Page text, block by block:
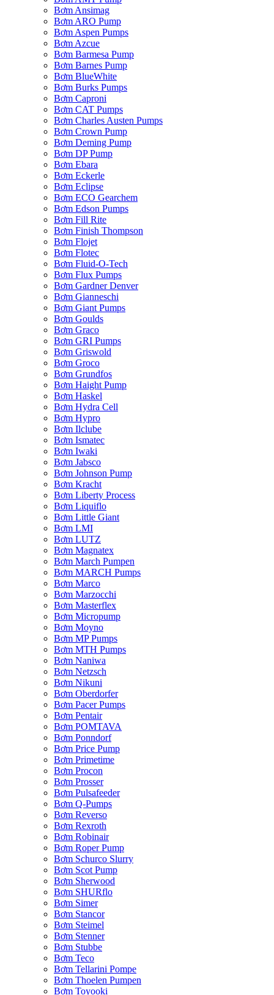
Bơm Ansimag
Bơm ARO Pump
Bơm Aspen Pumps
Bơm Azcue
Bơm Barmesa Pump
Bơm Barnes Pump
Bơm BlueWhite
Bơm Burks Pumps
Bơm Caproni
Bơm CAT Pumps
Bơm Charles Austen Pumps
Bơm Crown Pump
Bơm Deming Pump
Bơm DP Pump
Bơm Ebara
Bơm Eckerle
Bơm Eclipse
Bơm ECO Gearchem
Bơm Edson Pumps
Bơm Fill Rite
Bơm Finish Thompson
Bơm Flojet
Bơm Flotec
Bơm Fluid-O-Tech
Bơm Flux Pumps
Bơm Gardner Denver
Bơm Gianneschi
Bơm Giant Pumps
Bơm Goulds
Bơm Graco
Bơm GRI Pumps
Bơm Griswold
Bơm Groco
Bơm Grundfos
Bơm Haight Pump
Bơm Haskel
Bơm Hydra Cell
Bơm Hypro
Bơm Ilclube
Bơm Ismatec
Bơm Iwaki
Bơm Jabsco
Bơm Johnson Pump
Bơm Kracht
Bơm Liberty Process
Bơm Liquiflo
Bơm Little Giant
Bơm LMI
Bơm LUTZ
Bơm Magnatex
Bơm March Pumpen
Bơm MARCH Pumps
Bơm Marco
Bơm Marzocchi
Bơm Masterflex
Bơm Micropump
Bơm Moyno
Bơm MP Pumps
Bơm MTH Pumps
Bơm Naniwa
Bơm Netzsch
Bơm Nikuni
Bơm Oberdorfer
Bơm Pacer Pumps
Bơm Pentair
Bơm POMTAVA
Bơm Ponndorf
Bơm Price Pump
Bơm Primetime
Bơm Procon
Bơm Prosser
Bơm Pulsafeeder
Bơm Q-Pumps
Bơm Reverso
Bơm Rexroth
Bơm Robinair
Bơm Roper Pump
Bơm Schurco Slurry
Bơm Scot Pump
Bơm Sherwood
Bơm SHURflo
Bơm Simer
Bơm Stancor
Bơm Steimel
Bơm Stenner
Bơm Stubbe
Bơm Teco
Bơm Tellarini Pompe
Bơm Thoelen Pumpen
Bơm Toyooki